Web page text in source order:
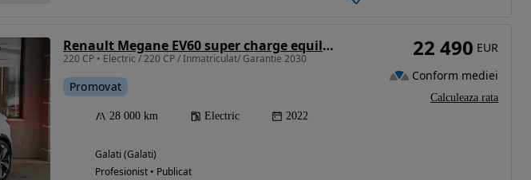
Renault Megane EV60 super charge equilibre
220 CP • Electric / 220 CP / Inmatriculat/ Garantie 2030
Promovat
28 000 km Electric 2022
Galati (Galati)
Profesionist • Publicat
22 490 EUR
Conform mediei
Calculeaza rata